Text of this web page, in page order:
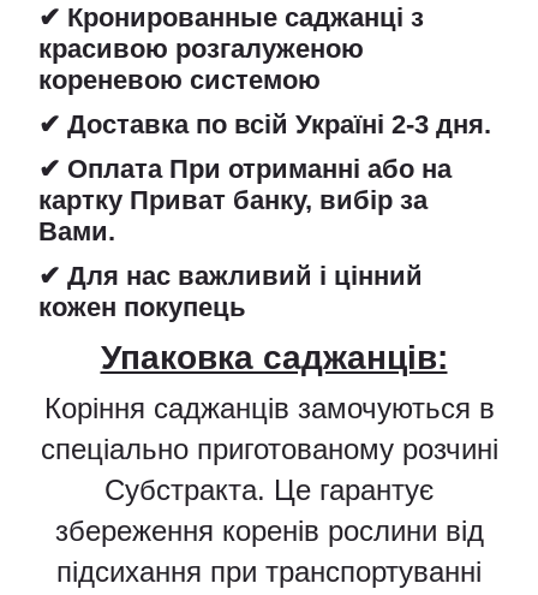
✔ Кронированные саджанці з
красивою розгалуженою
кореневою системою
✔ Доставка по всій Україні 2-3 дня.
✔ Оплата При отриманні або на
картку Приват банку, вибір за
Вами.
✔ Для нас важливий і цінний
кожен покупець
Упаковка саджанців:
Коріння саджанців замочуються в
спеціально приготованому розчині
Субстракта. Це гарантує
збереження коренів рослини від
підсихання при транспортуванні